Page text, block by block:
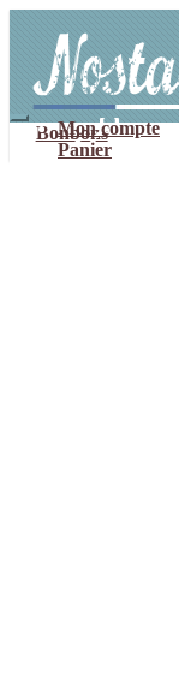
navigation
contenu
Mon compte
Panier
Bonbons